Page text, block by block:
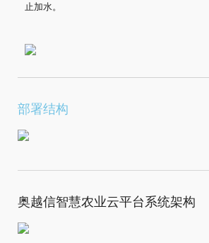
止加水。
部署结构
奥越信智慧农业云平台系统架构